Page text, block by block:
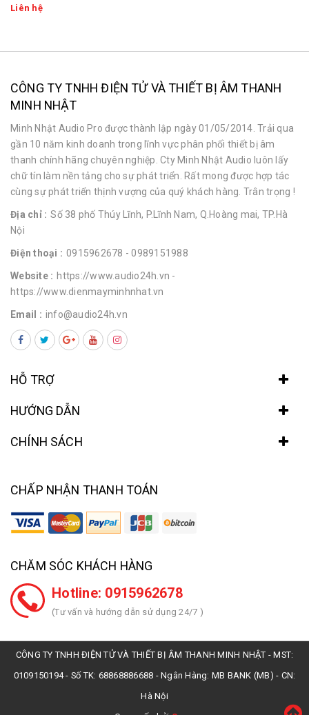
Liên hệ
CÔNG TY TNHH ĐIỆN TỬ VÀ THIẾT BỊ ÂM THANH
MINH NHẬT
Minh Nhật Audio Pro được thành lập ngày 01/05/2014. Trải qua
gần 10 năm kinh doanh trong lĩnh vực phân phối thiết bị âm
thanh chính hãng chuyên nghiệp. Cty Minh Nhật Audio luôn lấy
chữ tín làm nền tảng cho sự phát triển. Rất mong được hợp tác
cùng sự phát triển thịnh vượng của quý khách hàng. Trân trọng !
Địa chỉ : Số 38 phố Thúy Lĩnh, P.Lĩnh Nam, Q.Hoàng mai, TP.Hà
Nội
Điện thoại : 0915962678 - 0989151988
Website : https://www.audio24h.vn -
https://www.dienmayminhnhat.vn
Email : info@audio24h.vn
HỖ TRỢ
HƯỚNG DẪN
CHÍNH SÁCH
CHẤP NHẬN THANH TOÁN
CHĂM SÓC KHÁCH HÀNG
Hotline: 0915962678
(Tư vấn và hướng dẫn sử dụng 24/7 )
CÔNG TY TNHH ĐIỆN TỬ VÀ THIẾT BỊ ÂM THANH MINH NHẬT - MST:
0109150194 - Số TK: 68868886688 - Ngân Hàng: MB BANK (MB) - CN:
Hà Nội